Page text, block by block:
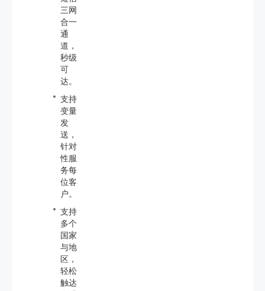
三网
合一
通
道，
秒级
可
达。
支持
变量
发
送，
针对
性服
务每
位客
户。
支持
多个
国家
与地
区，
轻松
触达